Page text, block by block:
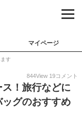
マイページ
す
844View 19コメント
！旅行などに
グのおすすめ